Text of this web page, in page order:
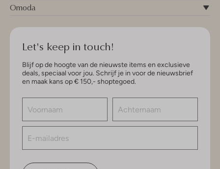
Omoda
Let's keep in touch!
Blijf op de hoogte van de nieuwste items en exclusieve
deals, speciaal voor jou. Schrijf je in voor de nieuwsbrief
en maak kans op € 150,- shoptegoed.